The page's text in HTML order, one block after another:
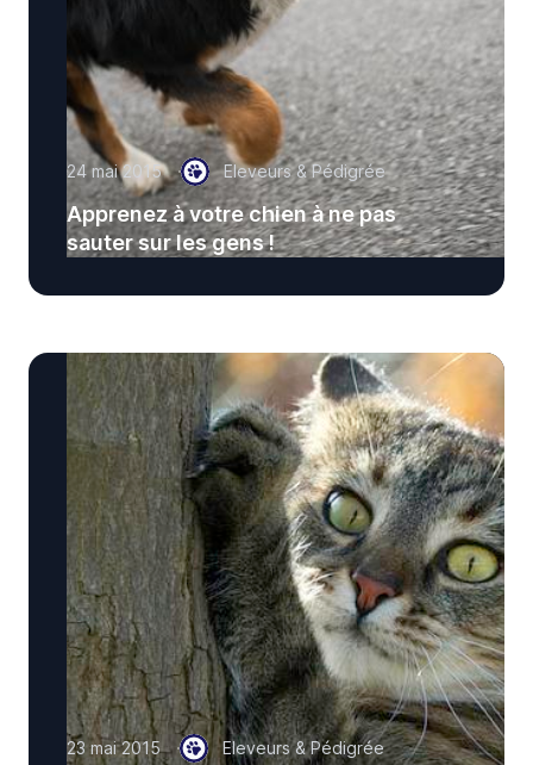
24 mai 2015 Eleveurs & Pédigrée
Apprenez à votre chien à ne pas
sauter sur les gens !
23 mai 2015 Eleveurs & Pédigrée